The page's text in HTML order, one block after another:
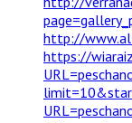
http://
https://